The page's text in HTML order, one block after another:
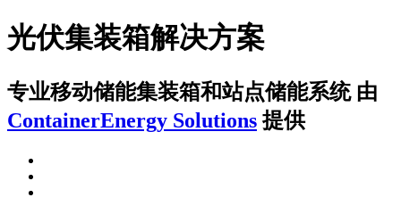
光伏集装箱解决方案
专业移动储能集装箱和站点储能系统 由
ContainerEnergy Solutions 提供